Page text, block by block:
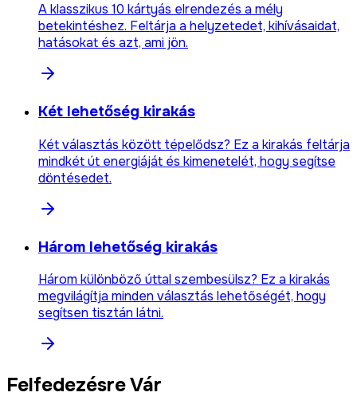
A klasszikus 10 kártyás elrendezés a mély
betekintéshez. Feltárja a helyzetedet, kihívásaidat,
hatásokat és azt, ami jön.
Két lehetőség kirakás
Két választás között tépelődsz? Ez a kirakás feltárja
mindkét út energiáját és kimenetelét, hogy segítse
döntésedet.
Három lehetőség kirakás
Három különböző úttal szembesülsz? Ez a kirakás
megvilágítja minden választás lehetőségét, hogy
segítsen tisztán látni.
Felfedezésre Vár